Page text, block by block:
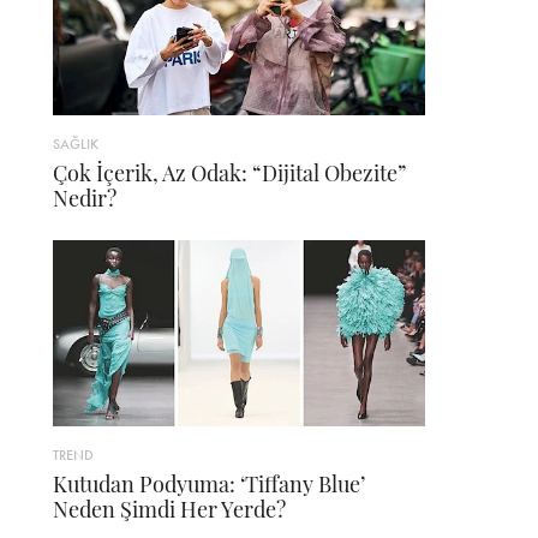
SAĞLIK
Çok İçerik, Az Odak: “Dijital Obezite”
Nedir?
TREND
Kutudan Podyuma: ‘Tiffany Blue’
Neden Şimdi Her Yerde?